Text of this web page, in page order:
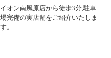
イオン南風原店から徒歩3分,駐車
場完備の実店舗をご紹介いたしま
す。